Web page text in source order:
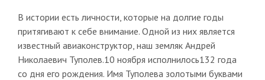
В истории есть личности, которые на долгие годы
притягивают к себе внимание. Одной из них является
известный авиаконструктор, наш земляк Андрей
Николаевич Туполев.10 ноября исполнилось132 года
со дня его рождения. Имя Туполева золотыми буквами